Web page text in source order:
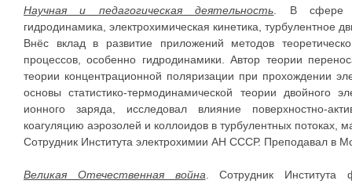
Научная и педагогическая деятельность . В сфере
гидродинамика, электрохимическая кинетика, турбулентное
Внёс вклад в развитие приложений методов
процессов, особенно гидродинамики. Автор теории
теории концентрационной поляризации при прохождении
основы статистико-термодинамической теории двойного
ионного заряда, исследовал влияние поверхностно-
коагуляцию аэрозолей и коллоидов в турбулентных потоках,
Сотрудник Института электрохимии АН СССР. Преподавал в
Великая Отечественная война . Сотрудник